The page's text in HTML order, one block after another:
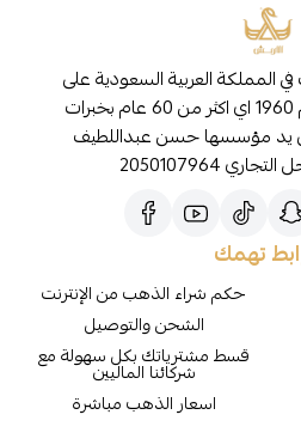
المملكة العربية السعودية على
مستوى الخليج منذ عام 1960 اي اكثر من 60 عام بخبرات
يد مؤسسها حسن عبداللطيف
2050107964
تهمك
حكم شراء الذهب من الإنترنت
الشحن والتوصيل
قسط مشترياتك بكل سهولة مع
شركائنا الماليين
اسعار الذهب مباشرة